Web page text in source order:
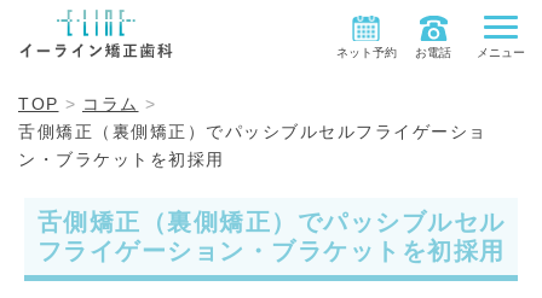
ネット予約 お電話 メニュー
TOP
コラム
舌側矯正（裏側矯正）でパッシブルセルフライゲーショ
ン・ブラケットを初採用
舌側矯正（裏側矯正）でパッシブルセル
フライゲーション・ブラケットを初採用